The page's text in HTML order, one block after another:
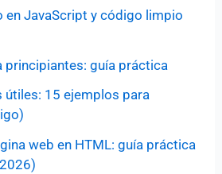
en JavaScript y código limpio
principiantes: guía práctica
15 ejemplos para
web en HTML: guía práctica